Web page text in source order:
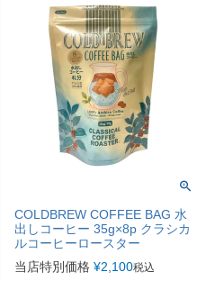
COLDBREW COFFEE BAG 水
出しコーヒー 35g×8p クラシカ
ルコーヒーロースター
当店特別価格 ¥2,100税込